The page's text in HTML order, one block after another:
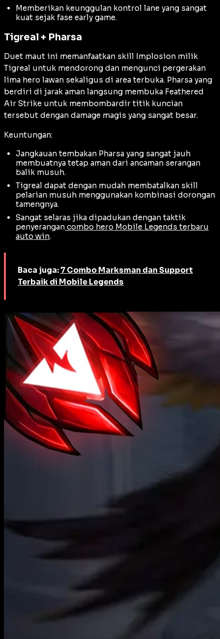
Memberikan keunggulan kontrol lane yang sangat
kuat sejak fase early game.
Tigreal + Pharsa
Duet maut ini memanfaatkan skill Implosion milik
Tigreal untuk mendorong dan mengunci pergerakan
lima hero lawan sekaligus di area terbuka. Pharsa yang
berdiri di jarak aman langsung membuka Feathered
Air Strike untuk membombardir titik kuncian
tersebut dengan damage magis yang sangat besar.
Keuntungan:
Jangkauan tembakan Pharsa yang sangat jauh
membuatnya tetap aman dari ancaman serangan
balik musuh.
Tigreal dapat dengan mudah membatalkan skill
pelarian musuh menggunakan kombinasi dorongan
tamengnya.
Sangat selaras jika dipadukan dengan taktik
penyerangan combo hero Mobile Legends terbaru
auto win.
Baca juga: 7 Combo Marksman dan Support
Terbaik di Mobile Legends